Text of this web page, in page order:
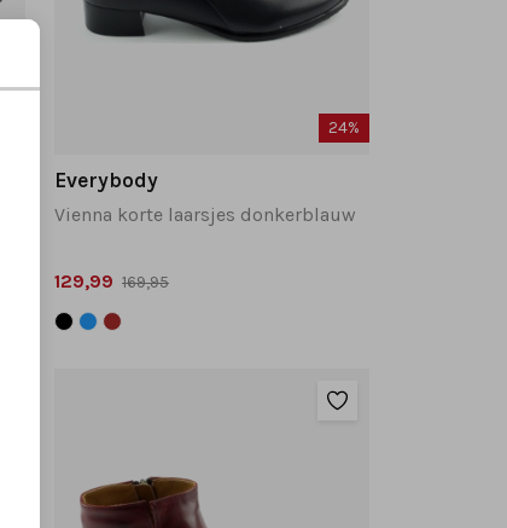
24%
Everybody
Vienna korte laarsjes donkerblauw
129,99 169,95